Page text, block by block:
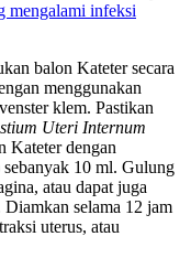
mengalami infeksi
balon Kateter secara
menggunakan
klem. Pastikan
Uteri Internum
Kateter dengan
10 ml. Gulung
atau dapat juga
Diamkan selama 12 jam
uterus, atau